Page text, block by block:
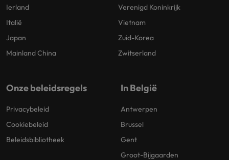
Ierland
Italië
Japan
Mainland China
Verenigd Koninkrijk
Vietnam
Zuid-Korea
Zwitserland
Onze beleidsregels
Privacybeleid
Cookiebeleid
Beleidsbibliotheek
In België
Antwerpen
Brussel
Gent
Groot-Bijgaarden